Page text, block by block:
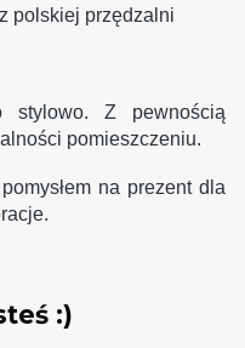
polskiej przędzalni
stylowo. Z pewnością
pomieszczeniu.
na prezent dla
:)